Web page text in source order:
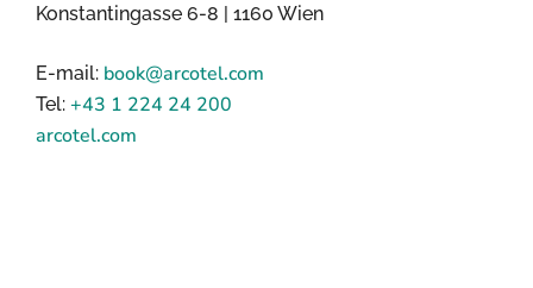
Konstantingasse 6-8 | 1160 Wien
E-mail: book@arcotel.com
Tel: +43 1 224 24 200
arcotel.com